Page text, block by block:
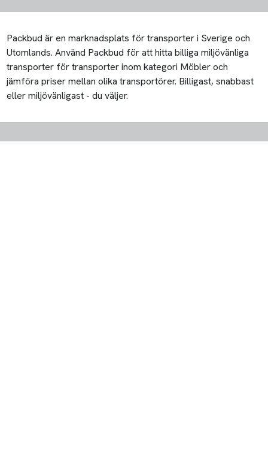
Packbud är en marknadsplats för transporter i Sverige och
Utomlands. Använd Packbud för att hitta billiga miljövänliga
transporter för transporter inom kategori Möbler och
jämföra priser mellan olika transportörer. Billigast, snabbast
eller miljövänligast - du väljer.